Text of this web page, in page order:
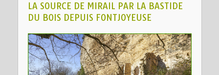
LA SOURCE DE MIRAIL PAR LA BASTIDE
DU BOIS DEPUIS FONTJOYEUSE